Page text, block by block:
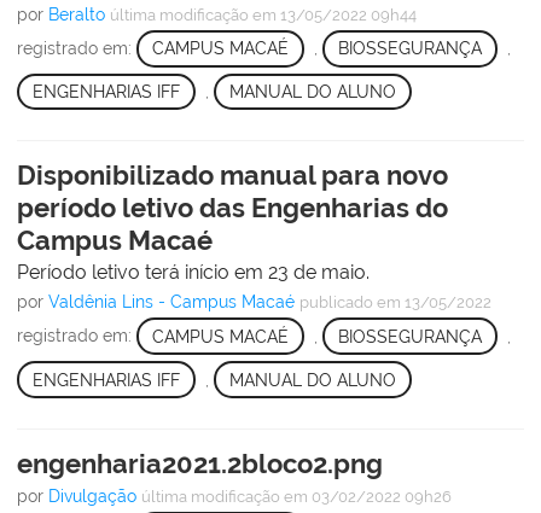
por Beralto última modificação em 13/05/2022 09h44
registrado em: CAMPUS MACAÉ , BIOSSEGURANÇA ,
ENGENHARIAS IFF MANUAL DO ALUNO
Disponibilizado manual para novo
período letivo das Engenharias do
Campus Macaé
Período letivo terá início em 23 de maio.
por Valdênia Lins - Campus Macaé publicado em 13/05/2022
registrado em: CAMPUS MACAÉ BIOSSEGURANÇA
ENGENHARIAS IFF MANUAL DO ALUNO
engenharia2021.2bloco2.png
por Divulgação última modificação em 03/02/2022 09h26